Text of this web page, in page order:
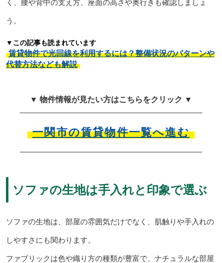
く、腰や背中の支え方、座面の高さや奥行きも確認しましょ
う。
▼この記事も読まれています
賃貸物件で光回線を利用するには？整備状況のパターンや
代替方法なども解説
▼ 物件情報が見たい方はこちらをクリック ▼
一関市の賃貸物件一覧へ進む
ソファの生地は手入れと印象で選ぶ
ソファの生地は、部屋の雰囲気だけでなく、肌触りや手入れの
しやすさにも関わります。
ファブリックは色や織り方の種類が豊富で、ナチュラルな部屋